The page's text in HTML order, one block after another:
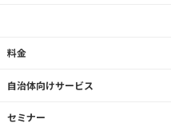
料金
自治体向けサービス
セミナー